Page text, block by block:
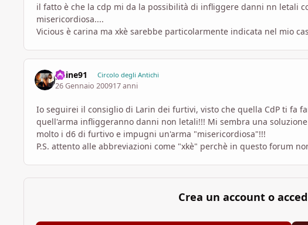
il fatto è che la cdp mi da la possibilità di infliggere danni nn letali
misericordiosa....
Vicious è carina ma xkè sarebbe particolarmente indicata nel mio
ghine91 Circolo degli Antichi
26 Gennaio 200917 anni
Io seguirei il consiglio di Larin dei furtivi, visto che quella CdP ti fa
quell'arma infliggeranno danni non letali!!! Mi sembra una
molto i d6 di furtivo e impugni un'arma "misericordiosa"!!!
P.S. attento alle abbreviazioni come "xkè" perchè in questo forum
Crea un account o